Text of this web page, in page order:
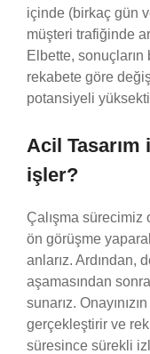
içinde (birkaç gün
müşteri trafiğinde
Elbette,
rekabete göre
potansiyeli
Acil Tasarım
işler?
Çalışma
ön görüşme
anlarız. Ardından,
aşamasından
sunarız.
gerçekleştirir ve
süresince sürekli